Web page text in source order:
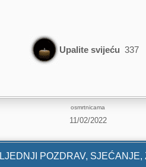
Upalite svijeću 337
osmrtnicama
11/02/2022
POZDRAV,